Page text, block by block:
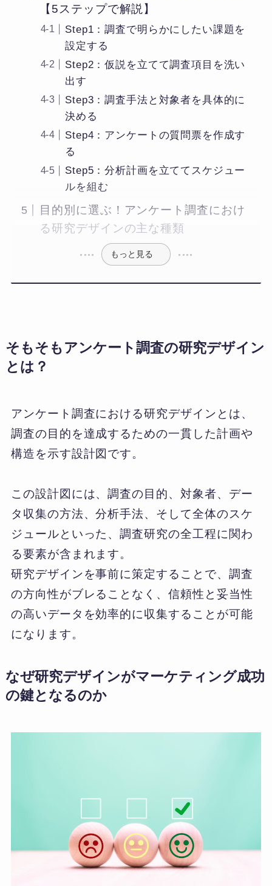
【5ステップで解説】
Step1：調査で明らかにしたい課題を
設定する
Step2：仮説を立てて調査項目を洗い
出す
Step3：調査手法と対象者を具体的に
決める
Step4：アンケートの質問票を作成す
る
Step5：分析計画を立ててスケジュー
ルを組む
目的別に選ぶ！アンケート調査におけ
る研究デザインの主な種類
もっと見る
そもそもアンケート調査の研究デザイン
とは？
アンケート調査における研究デザインとは、
調査の目的を達成するための一貫した計画や
構造を示す設計図です。
この設計図には、調査の目的、対象者、デー
タ収集の方法、分析手法、そして全体のスケ
ジュールといった、調査研究の全工程に関わ
る要素が含まれます。
研究デザインを事前に策定することで、調査
の方向性がブレることなく、信頼性と妥当性
の高いデータを効率的に収集することが可能
になります。
なぜ研究デザインがマーケティング成功
の鍵となるのか